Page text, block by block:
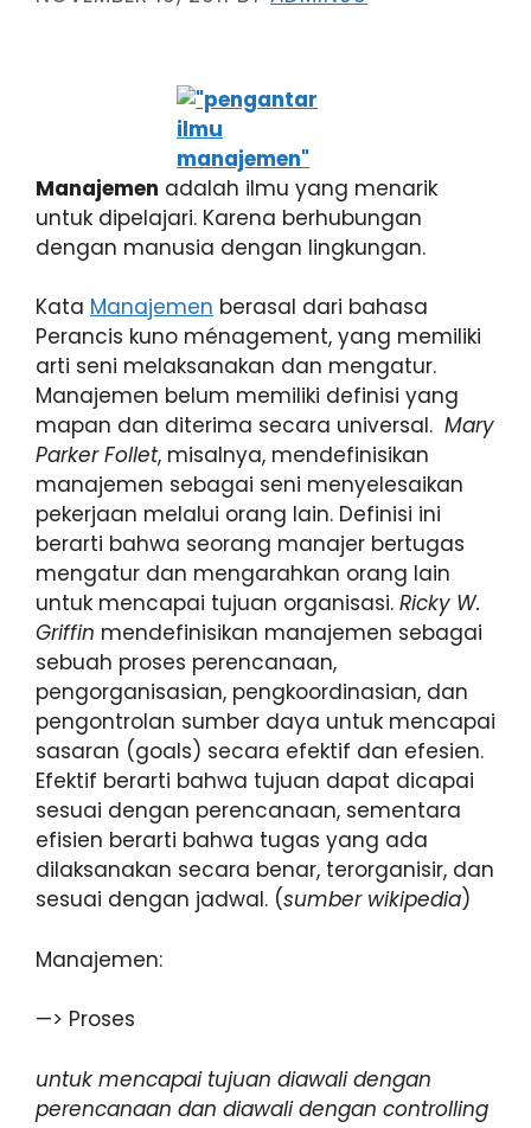
Manajemen adalah ilmu yang menarik
untuk dipelajari. Karena berhubungan
dengan manusia dengan lingkungan.
Kata Manajemen berasal dari bahasa
Perancis kuno ménagement, yang memiliki
arti seni melaksanakan dan mengatur.
Manajemen belum memiliki definisi yang
mapan dan diterima secara universal. Mary
Parker Follet, misalnya, mendefinisikan
manajemen sebagai seni menyelesaikan
pekerjaan melalui orang lain. Definisi ini
berarti bahwa seorang manajer bertugas
mengatur dan mengarahkan orang lain
untuk mencapai tujuan organisasi. Ricky W.
Griffin mendefinisikan manajemen sebagai
sebuah proses perencanaan,
pengorganisasian, pengkoordinasian, dan
pengontrolan sumber daya untuk mencapai
sasaran (goals) secara efektif dan efesien.
Efektif berarti bahwa tujuan dapat dicapai
sesuai dengan perencanaan, sementara
efisien berarti bahwa tugas yang ada
dilaksanakan secara benar, terorganisir, dan
sesuai dengan jadwal. (sumber wikipedia)
Manajemen:
—> Proses
untuk mencapai tujuan diawali dengan
perencanaan dan diawali dengan controlling